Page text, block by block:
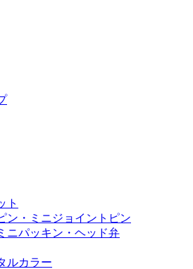
ト
ン・ミニジョイントピン
ニパッキン・ヘッド弁
ルカラー